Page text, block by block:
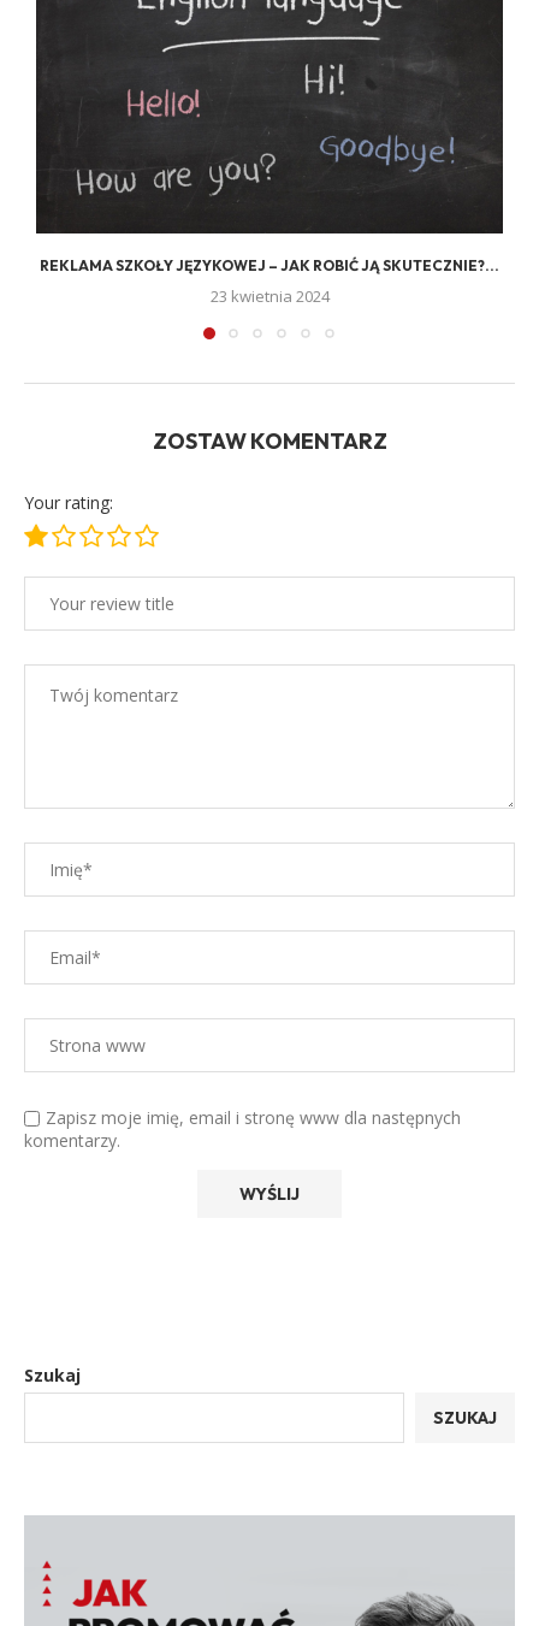
REKLAMA SZKOŁY JĘZYKOWEJ – JAK ROBIĆ JĄ SKUTECZNIE?...
23 kwietnia 2024
ZOSTAW KOMENTARZ
Your rating:
Zapisz moje imię, email i stronę www dla następnych
komentarzy.
Szukaj
SZUKAJ